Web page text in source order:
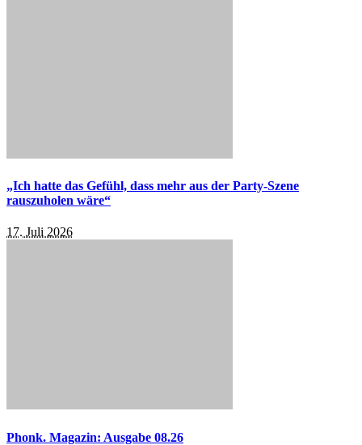
„Ich hatte das Gefühl, dass mehr aus der Party-Szene
rauszuholen wäre“
17. Juli 2026
Phonk. Magazin: Ausgabe 08.26